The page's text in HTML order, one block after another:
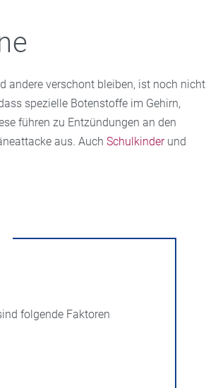
andere verschont bleiben, ist noch nicht
spezielle Botenstoffe im Gehirn,
führen zu Entzündungen an den
aus. Auch Schulkinderund
folgende Faktoren